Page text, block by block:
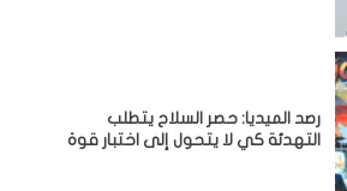
رصد الميديا: حصر السلاح يتطلب
التهدئة كي لا يتحول إلى اختبار قوة